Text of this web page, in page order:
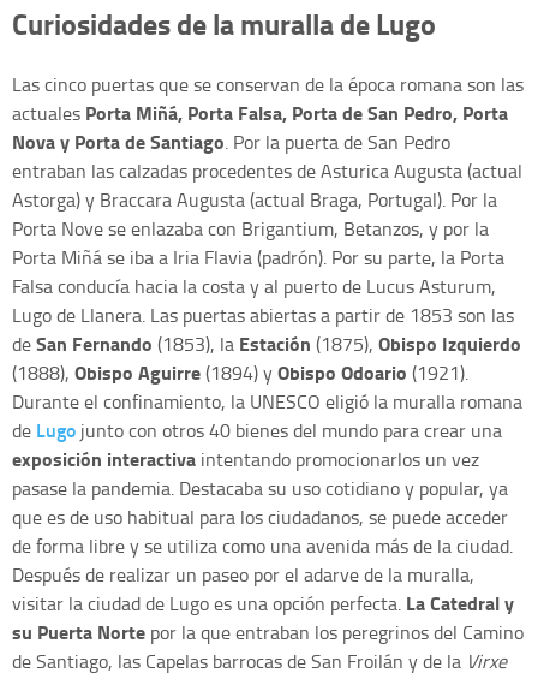
Curiosidades de la muralla de Lugo
Las cinco puertas que se conservan de la época romana son las
actuales Porta Miñá, Porta Falsa, Porta de San Pedro, Porta
Nova y Porta de Santiago. Por la puerta de San Pedro
entraban las calzadas procedentes de Asturica Augusta (actual
Astorga) y Braccara Augusta (actual Braga, Portugal). Por la
Porta Nove se enlazaba con Brigantium, Betanzos, y por la
Porta Miñá se iba a Iria Flavia (padrón). Por su parte, la Porta
Falsa conducía hacia la costa y al puerto de Lucus Asturum,
Lugo de Llanera. Las puertas abiertas a partir de 1853 son las
deSan Fernando (1853), la Estación (1875), Obispo Izquierdo
(1888), Obispo Aguirre(1894) yObispo Odoario (1921).
Durante el confinamiento, la UNESCO eligió la muralla romana
de Lugo junto con otros 40 bienes del mundo para crear una
exposición interactiva intentando promocionarlos un vez
pasase la pandemia. Destacaba su uso cotidiano y popular, ya
que es de uso habitual para los ciudadanos, se puede acceder
de forma libre y se utiliza como una avenida más de la ciudad.
Después de realizar un paseo por el adarve de la muralla,
visitar la ciudad de Lugo es una opción perfecta. La Catedral y
su Puerta Norte por la que entraban los peregrinos del Camino
de Santiago, las Capelas barrocas de San Froilán y de la Virxe